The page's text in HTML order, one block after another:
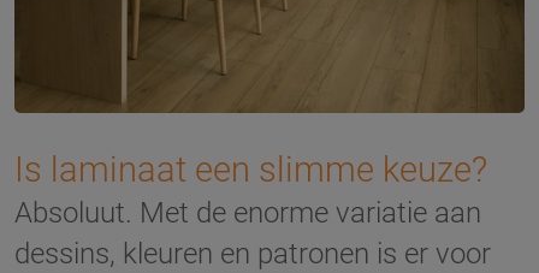
Is laminaat een slimme keuze?
Absoluut. Met de enorme variatie aan
dessins, kleuren en patronen is er voor